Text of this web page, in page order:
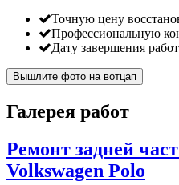
Точную цену
Профессиональную
Дату завершения работ
Вышлите фото на вотцап
Галерея работ
Ремонт задней
Volkswagen Polo